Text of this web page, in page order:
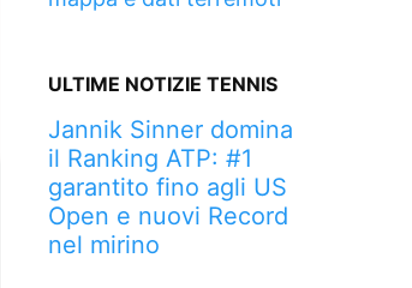
ULTIME NOTIZIE TENNIS
Jannik Sinner domina
il Ranking ATP: #1
garantito fino agli US
Open e nuovi Record
nel mirino